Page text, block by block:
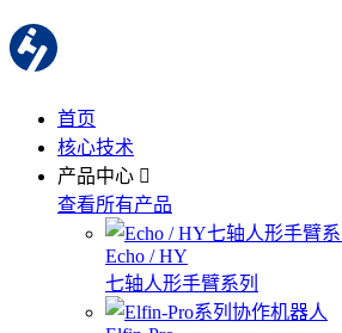
首页
核心技术
产品中心
查看所有产品
Echo / HY
七轴人形手臂系列